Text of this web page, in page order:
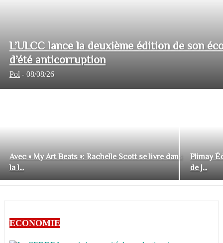
L’ULCC lance la deuxième édition de son
d’été anticorruption
Pol - 08/08/26
Avec « My Art Beats »: Rachelle Scott se livre dans
la l...
Plimay
de J...
ECONOMIE